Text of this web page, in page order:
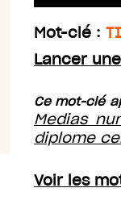
Mot-clé :
Lancer
Ce mot-clé
Medias
diplome
Voir les